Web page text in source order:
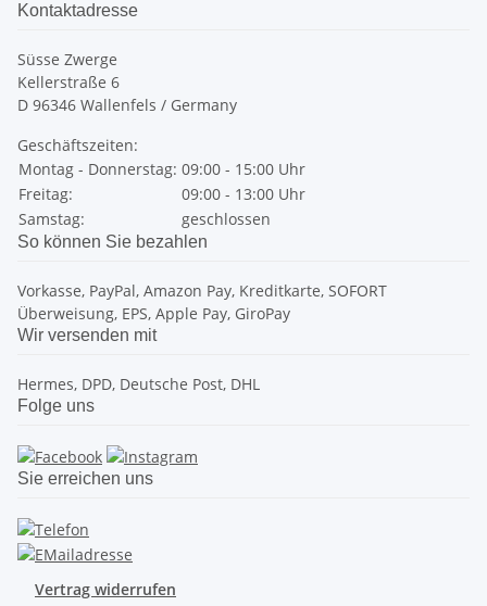
Kontaktadresse
Süsse Zwerge
Kellerstraße 6
D 96346 Wallenfels / Germany
Geschäftszeiten:
Montag - Donnerstag: 09:00 - 15:00 Uhr
Freitag:
09:00 - 13:00 Uhr
Samstag:
geschlossen
So können Sie bezahlen
Vorkasse, PayPal, Amazon Pay, Kreditkarte, SOFORT
Überweisung, EPS, Apple Pay, GiroPay
Wir versenden mit
Hermes, DPD, Deutsche Post, DHL
Folge uns
Sie erreichen uns
Vertrag widerrufen